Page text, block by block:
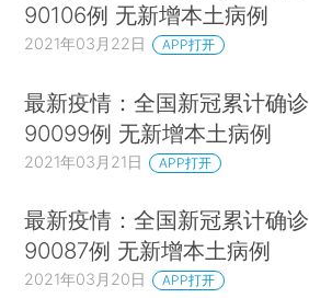
90106例 无新增本土病例
2021年03月22日 APP打开
最新疫情：全国新冠累计确诊
90099例 无新增本土病例
2021年03月21日 APP打开
最新疫情：全国新冠累计确诊
90087例 无新增本土病例
2021年03月20日 APP打开